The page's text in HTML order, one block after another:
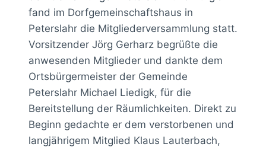
fand im Dorfgemeinschaftshaus in
Peterslahr die Mitgliederversammlung statt.
Vorsitzender Jörg Gerharz begrüßte die
anwesenden Mitglieder und dankte dem
Ortsbürgermeister der Gemeinde
Peterslahr Michael Liedigk, für die
Bereitstellung der Räumlichkeiten. Direkt zu
Beginn gedachte er dem verstorbenen und
langjährigem Mitglied Klaus Lauterbach,